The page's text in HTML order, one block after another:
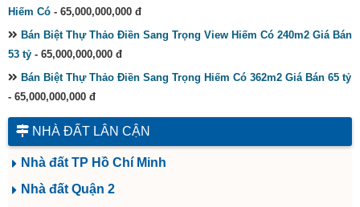
Hiếm Có - 65,000,000,000 đ
Bán Biệt Thự Thảo Điền Sang Trọng View Hiếm Có 240m2 Giá Bán
53 tỷ - 65,000,000,000 đ
Bán Biệt Thự Thảo Điền Sang Trọng Hiếm Có 362m2 Giá Bán 65 tỷ
- 65,000,000,000 đ
NHÀ ĐẤT LÂN CẬN
Nhà đất TP Hồ Chí Minh
Nhà đất Quận 2